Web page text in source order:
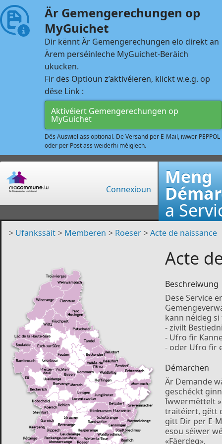
Är Gemengerechungen op
MyGuichet
Dir kënnt Är Gemengerechungen elo direkt an
Ärem perséinleche MyGuichet-Beräich
ukucken.
Fir dës Optioun z’aktivéieren, klickt w.e.g. op
dëse Link :
Aktivéiert Gemengerechungen op
MyGuichet
Dës Auswiel ass optional. De Versand per E-Mail, iwwer PEPPOL
oder per Post ass weiderhi méiglech.
Connexioun
Meng
a
> Ufankssäit > Memberen > Roeser >Acte de naissance
Acte
Beschreiwung
Dëse Service
kann néideg
- zivilt
- Ufro fir
- oder Ufro fir
Démarchen
Är Demande
geschéckt
Iwwermëttelt
traitéiert, gëtt
gitt Dir per E-
esou séiwer
«Fäerdeg».